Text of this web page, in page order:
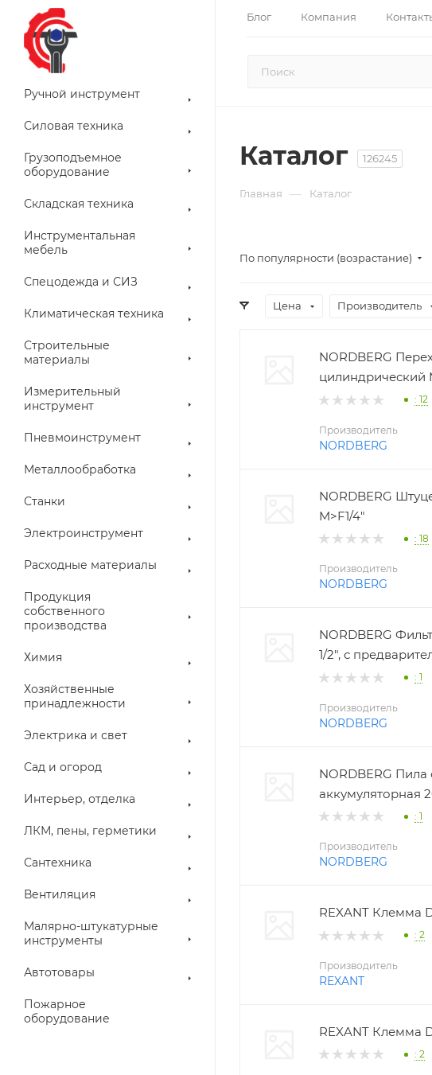
Блог Компания
Ручной инструмент
Силовая техника
Грузоподъемное
оборудование
Складская техника
Инструментальная
мебель
Спецодежда и СИЗ
Климатическая техника
Строительные
материалы
Измерительный
инструмент
Пневмоинструмент
Металлообработка
Станки
Электроинструмент
Расходные материалы
Продукция
собственного
производства
Химия
Хозяйственные
принадлежности
Электрика и свет
Сад и огород
Интерьер, отделка
ЛКМ, пены, герметики
Сантехника
Вентиляция
Малярно-штукатурные
инструменты
Автотовары
Пожарное
оборудование
Каталог 126245
Главная — Каталог
По популярности (возрастание)
Цена Производитель
NORDBERG
цилиндрический
: 12
Производитель
NORDBERG
NORDBERG
M>F1/4"
: 18
Производитель
NORDBERG
NORDBERG
1/2", с
: 1
Производитель
NORDBERG
NORDBERG Пила
аккумуляторная
: 1
Производитель
NORDBERG
REXANT Клемма
: 2
Производитель
REXANT
REXANT Клемма
: 2